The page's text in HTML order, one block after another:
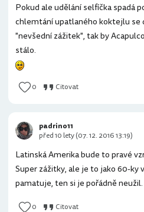
Pokud ale udělání selfíčka spadá
chlemtání upatlaného koktejlu se
"nevšední zážitek", tak by
stálo.
0 Citovat
Latinská Amerika bude to pravé
Super zážitky, ale je to jako 60-ky
pamatuje, ten si je pořádně neužil.
0 Citovat
padrino11
před 10 lety (07. 12. 2016 13:19)